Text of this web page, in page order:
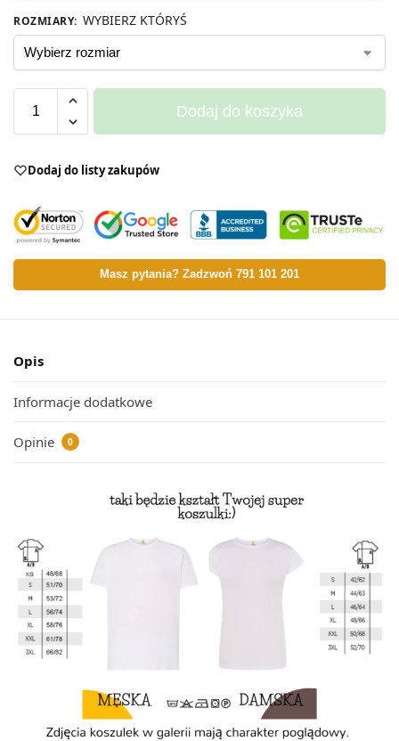
ROZMIARY: WYBIERZ KTÓRYŚ
Dodaj do koszyka
Dodaj do listy zakupów
Masz pytania? Zadzwoń 791 101 201
Opis
Informacje dodatkowe
Opinie 0